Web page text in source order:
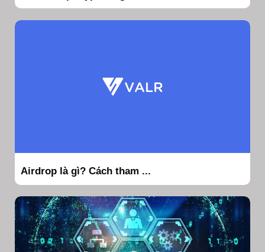
Airdrop là gì? Cách tham ...